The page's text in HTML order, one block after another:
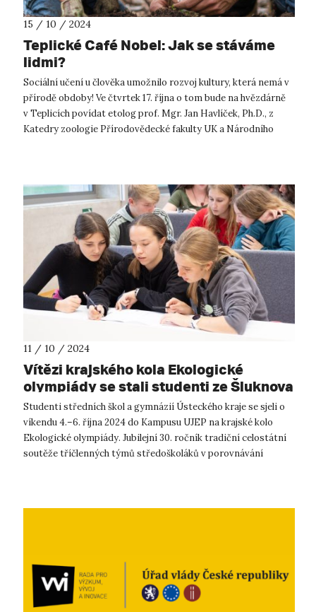
15 / 10 / 2024
Teplické Café Nobel: Jak se stáváme
lidmi?
Sociální učení u člověka umožnilo rozvoj kultury, která nemá v
přírodě obdoby! Ve čtvrtek 17. října o tom bude na hvězdárně
v Teplicích povídat etolog prof. Mgr. Jan Havlíček, Ph.D., z
Katedry zoologie Přírodovědecké fakulty UK a Národního
11 / 10 / 2024
Vítězi krajského kola Ekologické
olympiády se stali studenti ze Šluknova
Studenti středních škol a gymnázií Ústeckého kraje se sjeli o
víkendu 4.–6. října 2024 do Kampusu UJEP na krajské kolo
Ekologické olympiády. Jubilejní 30. ročník tradiční celostátní
soutěže tříčlenných týmů středoškoláků v porovnávání